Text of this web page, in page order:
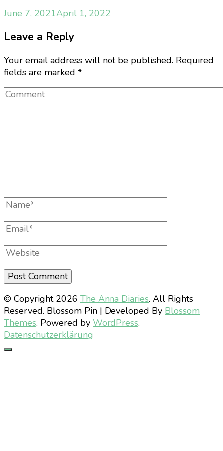
June 7, 2021April 1, 2022
Leave a Reply
Your email address will not be published. Required
fields are marked *
Comment
Full
Name
Email
Website
© Copyright 2026 The Anna Diaries. All Rights
Reserved. Blossom Pin | Developed By Blossom
Themes. Powered by WordPress.
Datenschutzerklärung